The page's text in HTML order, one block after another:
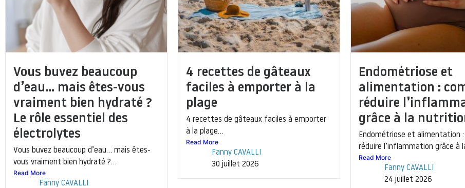
Vous buvez beaucoup
d’eau… mais êtes-vous
vraiment bien hydraté ?
Le rôle essentiel des
électrolytes
Vous buvez beaucoup d’eau… mais êtes-
vous vraiment bien hydraté ?...
Read More
Fanny CAVALLI
4 recettes de gâteaux
faciles à emporter à la
plage
4 recettes de gâteaux faciles à emporter
à la plage...
Read More
Fanny CAVALLI
30 juillet 2026
Endométriose et
alimentation :
réduire
grâce à la
Endométriose et alimentation
réduire l’inflammation grâce à
Read More
Fanny CAVALLI
24 juillet 2026